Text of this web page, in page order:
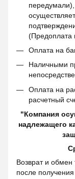
передумали),
(Предоплата
Оплата на
Наличными
Оплата на
расчетный
"Компания
надлежащего
Возврат и обмен
после